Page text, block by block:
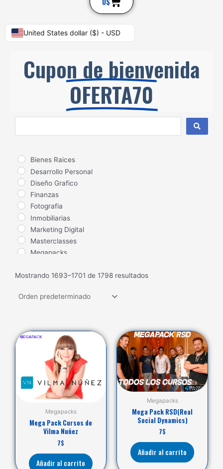
United States dollar ($) - USD
Cupon de bienvenida
OFERTA70
Bienes Raices
Desarrollo Personal
Diseño Grafico
Finanzas
Fotografia
Inmobiliarias
Marketing Digital
Masterclasses
Megapacks
Salud
Trading
Mostrando 1693–1701 de 1798 resultados
Megapacks
Mega Pack Cursos de
Vilma Nuñez
7$
Añadir al carrito
Megapacks
Mega Pack RSD(Real
Social Dynamics)
7$
Añadir al carrito